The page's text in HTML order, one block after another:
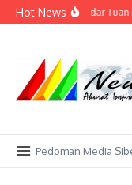
Lewati ke konten
Hot NewsTak Sekadar Tuan
Pedoman Media